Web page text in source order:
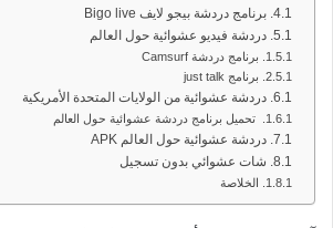
برنامج دردشة بيجو لايف Bigo live
دردشة فيديو عشوائية حول العالم
برنامج دردشة Camsurf
برنامج just talk
دردشة عشوائية من الولايات المتحدة الأمريكية
تحميل برنامج دردشة عشوائية حول العالم
دردشة عشوائية حول العالم APK
شات عشوائي بدون تسجيل
الخلاصة